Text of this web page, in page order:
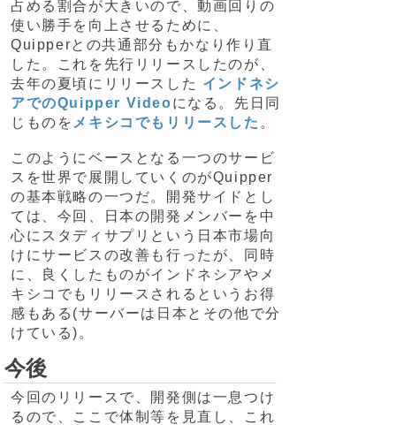
占める割合が大きいので、動画回りの
使い勝手を向上させるために、
Quipperとの共通部分もかなり作り直
した。これを先行リリースしたのが、
去年の夏頃にリリースした インドネシ
アでのQuipper Videoになる。先日同
じものを メキシコでもリリースした 。
このようにベースとなる一つのサービ
スを世界で展開していくのがQuipper
の基本戦略の一つだ。開発サイドとし
ては、今回、日本の開発メンバーを中
心にスタディサプリという日本市場向
けにサービスの改善も行ったが、同時
に、良くしたものがインドネシアやメ
キシコでもリリースされるというお得
感もある(サーバーは日本とその他で分
けている)。
今後
今回のリリースで、開発側は一息つけ
るので、ここで体制等を見直し、これ